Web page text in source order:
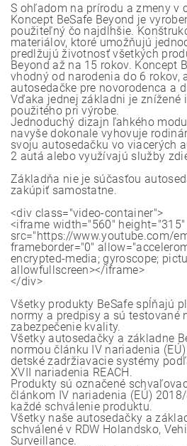
S ohľadom na prírodu a zmeny v
Koncept BeSafe Beyond je
použiteľný čo najdlhšie.
materiálov, ktoré umožňujú
predlžujú životnosť všetkých
Beyond až na 15 rokov. Koncept
vhodný od narodenia do 6 rokov,
autosedačke pre novorodenca a
Vďaka jednej základni je znížené
použitého pri výrobe.
Jednoduchý dizajn ľahkého
navyše dokonale vyhovuje
svoju autosedačku vo viacerých
2 autá alebo využívajú služby
Základňa nie je súčasťou
zakúpiť samostatne.
<div class="video-container">
<iframe width="560" height="315"
src="https://www.youtube.com/
frameborder="0"
encrypted-media; gyroscope;
allowfullscreen></iframe>
</div>
Všetky produkty BeSafe spĺňajú
normy a predpisy a sú testované
zabezpečenie kvality.
Všetky autosedačky a základne
normou článku IV nariadenia
detské zadržiavacie systémy
XVII nariadenia REACH.
Produkty sú označené
článkom IV nariadenia (EÚ)
každé schválenie produktu.
Všetky naše autosedačky a
schválené v RDW Holandsko,
Surveillance.